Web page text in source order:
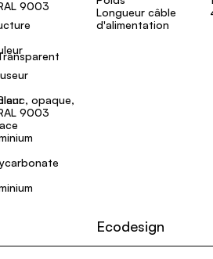
9003
opaque,
9003
Longueur câble
d'alimentation
Ecodesign